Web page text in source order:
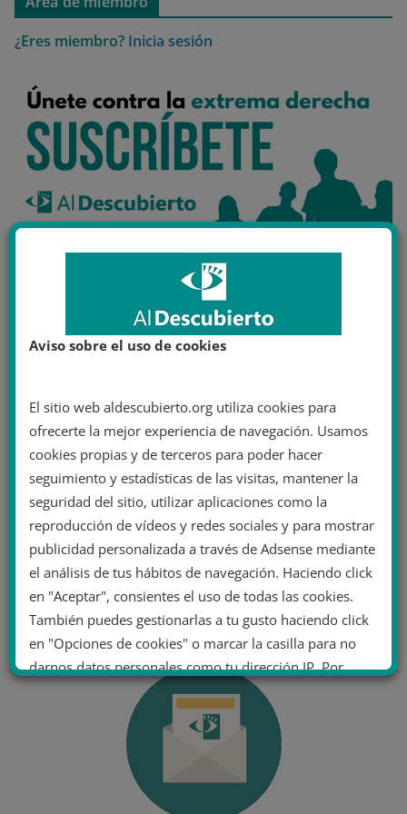
¿Eres miembro? Inicia sesión
Aviso sobre el uso de cookies
El sitio web aldescubierto.org utiliza cookies para
ofrecerte la mejor experiencia de navegación. Usamos
cookies propias y de terceros para poder hacer
seguimiento y estadísticas de las visitas, mantener la
seguridad del sitio, utilizar aplicaciones como la
reproducción de vídeos y redes sociales y para mostrar
publicidad personalizada a través de Adsense mediante
el análisis de tus hábitos de navegación. Haciendo click
en "Aceptar", consientes el uso de todas las cookies.
También puedes gestionarlas a tu gusto haciendo click
en "Opciones de cookies" o marcar la casilla para no
darnos datos personales como tu dirección IP. Por
último, puedes leer nuestra Política de cookies.
No dar mi información personal
Opciones de cookies Aceptar cookies